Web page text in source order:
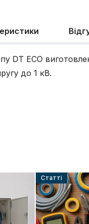
DT ECO
до 1 кВ.
Cтатті